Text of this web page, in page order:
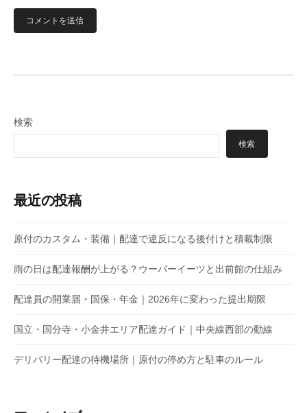
検索
検索
最近の投稿
原付のカスタム・装備｜配達で違反になる後付けと積載制限
雨の日は配達報酬が上がる？ウーバーイーツと出前館の仕組み
配達員の開業届・国保・年金｜2026年に変わった提出期限
国立・国分寺・小金井エリア配達ガイド｜中央線西部の動線
デリバリー配達の待機場所｜原付の停め方と駐車のルール